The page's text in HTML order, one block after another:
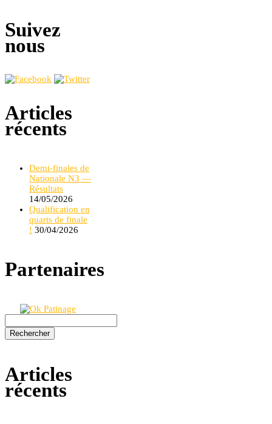
Suivez
nous
Articles
récents
Demi-finales de
Nationale N3 —
Résultats
14/05/2026
Qualification en
quarts de finale
! 30/04/2026
Partenaires
Articles
récents